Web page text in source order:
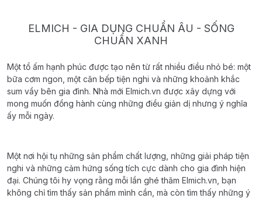
ELMICH - GIA DỤNG CHUẨN ÂU - SỐNG
CHUẨN XANH
Một tổ ấm hạnh phúc được tạo nên từ rất nhiều điều nhỏ bé: một
bữa cơm ngon, một căn bếp tiện nghi và những khoảnh khắc
sum vầy bên gia đình. Nhà mới Elmich.vn được xây dựng với
mong muốn đồng hành cùng những điều giản dị nhưng ý nghĩa
ấy mỗi ngày.
Một nơi hội tụ những sản phẩm chất lượng, những giải pháp tiện
nghi và những cảm hứng sống tích cực dành cho gia đình hiện
đại. Chúng tôi hy vọng rằng mỗi lần ghé thăm Elmich.vn, bạn
không chỉ tìm thấy sản phẩm mình cần, mà còn tìm thấy những ý